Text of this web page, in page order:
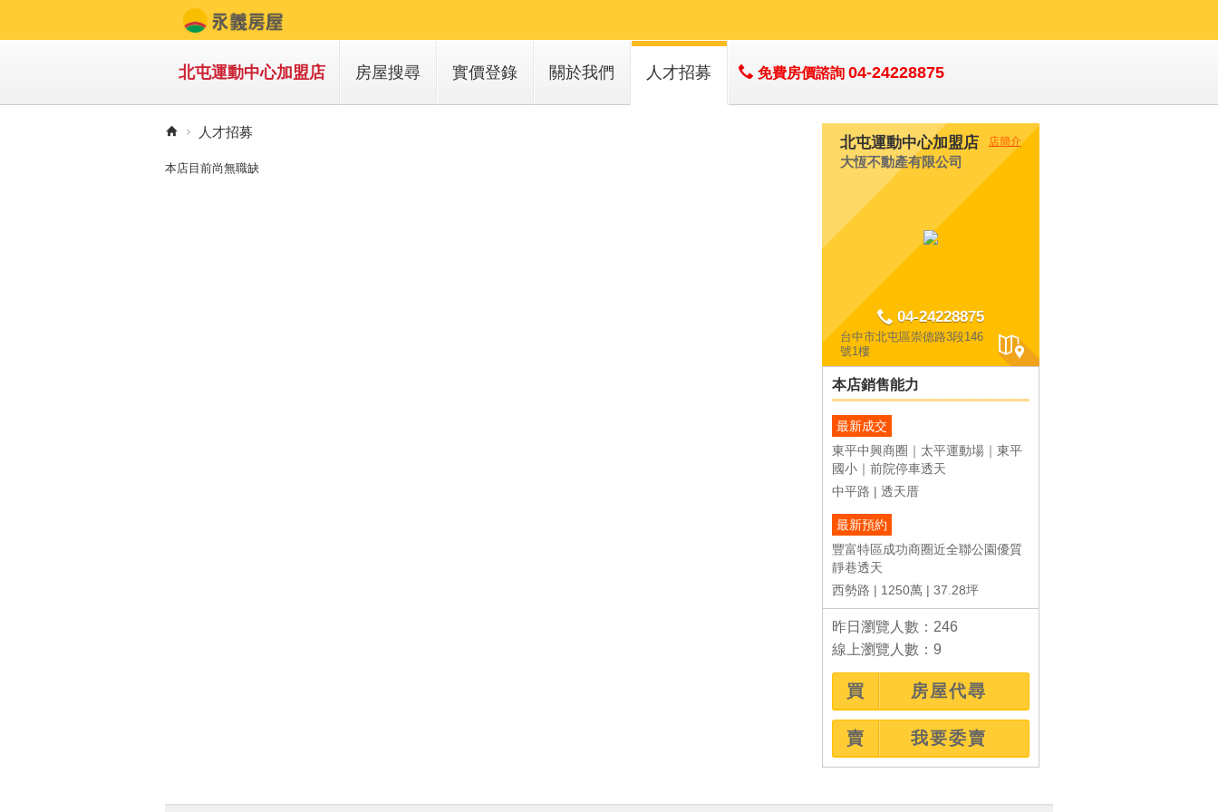
北屯運動中心加盟店 房屋搜尋 實價登錄 關於我們 人才招募 免費房價諮詢 04-24228875
人才招募
本店目前尚無職缺
北屯運動中心加盟店 店簡介
大恆不動產有限公司
04-24228875
台中市北屯區崇德路3段146
號1樓
本店銷售能力
最新成交
東平中興商圈｜太平運動場｜東平
國小｜前院停車透天
中平路
透天厝
最新預約
豐富特區成功商圈近全聯公園優質
靜巷透天
西勢路
1250萬 37.28坪
昨日瀏覽人數：246
線上瀏覽人數：9
買 房屋代尋
賣 我要委賣